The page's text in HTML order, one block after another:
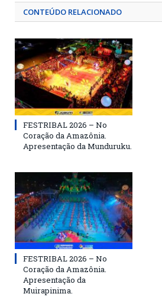
CONTEÚDO RELACIONADO
FESTRIBAL 2026 – No
Coração da Amazônia.
Apresentação da Munduruku.
FESTRIBAL 2026 – No
Coração da Amazônia.
Apresentação da
Muirapinima.